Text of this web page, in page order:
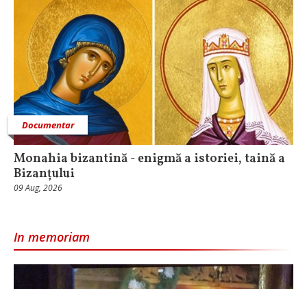
Documentar
Monahia bizantină - enigmă a istoriei, taină a
Bizanțului
09 Aug, 2026
In memoriam